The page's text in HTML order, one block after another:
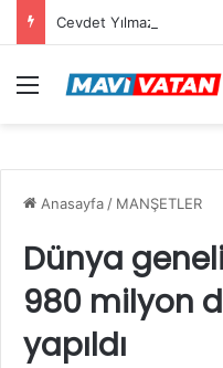
Menü
Anasayfa / MANŞETLER
Dünya
980 milyon
yapıldı